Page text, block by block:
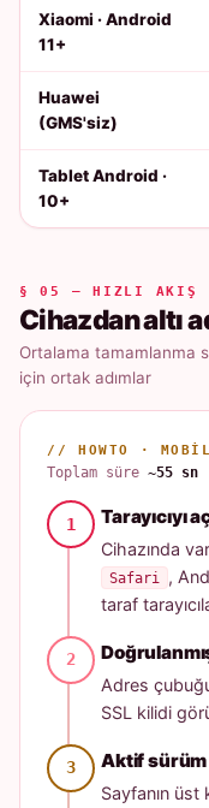
Xiaomi · Android
11+
Huawei
(GMS'siz)
Tablet Android ·
10+
§ 05 — HIZLI AKIŞ
Cihazdan altı
Ortalama tamamlanma
için ortak adımlar
// HOWTO ·
Toplam süre~55 sn
Tarayıcıyı
Cihazında
Safari ,
taraf
Adres
SSL kilidi
Aktif sürüm
Sayfanın üst